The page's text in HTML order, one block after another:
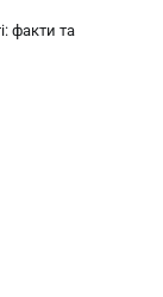
факти та